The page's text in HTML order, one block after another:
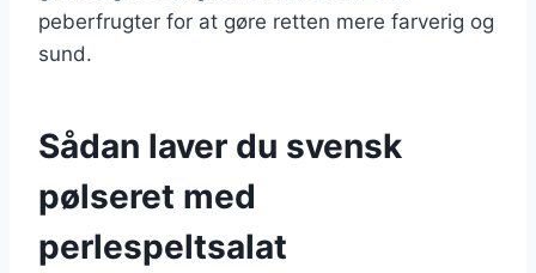
peberfrugter for at gøre retten mere farverig og
sund.
Sådan laver du svensk
pølseret med
perlespeltsalat